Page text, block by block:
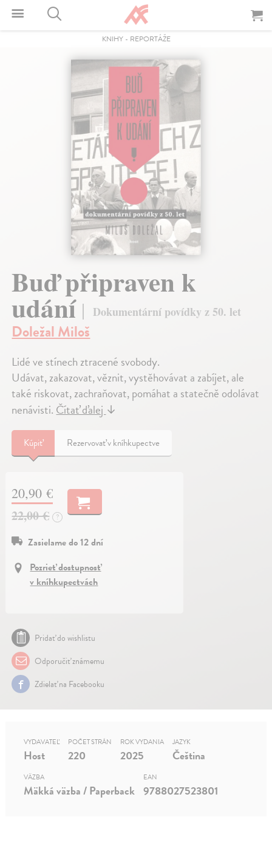
KNIHY- REPORTÁŽE
Buď připraven k
udání Dokumentární povídky z 50. let
Doležal Miloš
Lidé ve stínech ztracené svobody.
Udávat, zakazovat, věznit, vystěhovávat a zabíjet, ale
také riskovat, zachraňovat, pomáhat a statečně odolávat
nenávisti.Čítať ďalej↓
Kúpiť Rezervovať v kníhkupectve
20,90 €
22,00 € ?
Zasielame do 12 dní
Pozrieť dostupnosť
v kníhkupectvách
Pridať do wishlistu
Odporučiť známemu
Zdielať na Facebooku
VYDAVATEĽ
Host
POČET STRÁN
220
ROK VYDANIA
2025
JAZYK
Čeština
VÄZBA
Mäkká väzba / Paperback
EAN
9788027523801